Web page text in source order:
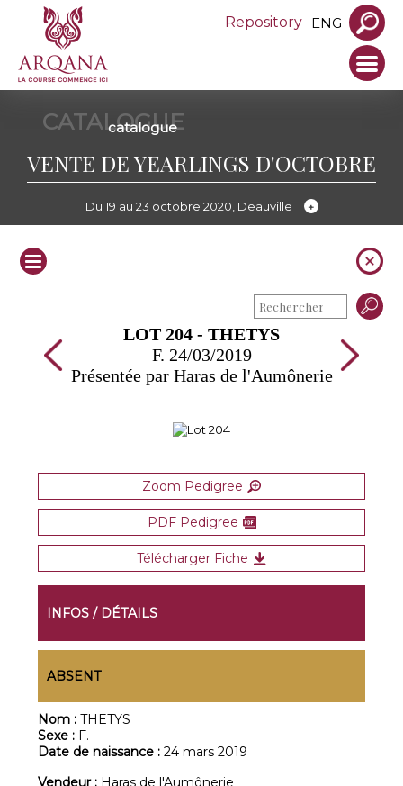
Repository ENG
CATALOGUE
catalogue
VENTE DE YEARLINGS D'OCTOBRE
Du 19 au 23 octobre 2020, Deauville
LOT 204 - THETYS
F. 24/03/2019
Présentée par Haras de l'Aumônerie
Zoom Pedigree
PDF Pedigree
Télécharger Fiche
INFOS / DÉTAILS
ABSENT
Nom :THETYS
Sexe : F.
Date de naissance :24 mars 2019
Vendeur : Haras de l'Aumônerie